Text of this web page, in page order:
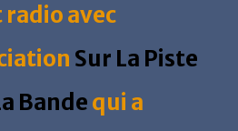
avec
Sur La Piste
Bandequi a